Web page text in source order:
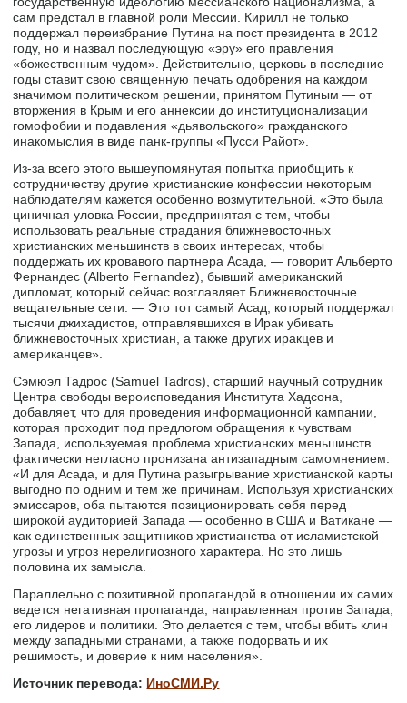
сам предстал в главной роли Мессии. Кирилл не только
поддержал переизбрание Путина на пост президента в 2012
году, но и назвал последующую «эру» его правления
«божественным чудом». Действительно, церковь в последние
годы ставит свою священную печать одобрения на каждом
значимом политическом решении, принятом Путиным — от
вторжения в Крым и его аннексии до институционализации
гомофобии и подавления «дьявольского» гражданского
инакомыслия в виде панк-группы «Пусси Райот».
Из-за всего этого вышеупомянутая попытка приобщить к
сотрудничеству другие христианские конфессии некоторым
наблюдателям кажется особенно возмутительной. «Это была
циничная уловка России, предпринятая с тем, чтобы
использовать реальные страдания ближневосточных
христианских меньшинств в своих интересах, чтобы
поддержать их кровавого партнера Асада, — говорит Альберто
Фернандес (Alberto Fernandez), бывший американский
дипломат, который сейчас возглавляет Ближневосточные
вещательные сети. — Это тот самый Асад, который поддержал
тысячи джихадистов, отправлявшихся в Ирак убивать
ближневосточных христиан, а также других иракцев и
американцев».
Сэмюэл Тадрос (Samuel Tadros), старший научный сотрудник
Центра свободы вероисповедания Института Хадсона,
добавляет, что для проведения информационной кампании,
которая проходит под предлогом обращения к чувствам
Запада, используемая проблема христианских меньшинств
фактически негласно пронизана антизападным самомнением:
«И для Асада, и для Путина разыгрывание христианской карты
выгодно по одним и тем же причинам. Используя христианских
эмиссаров, оба пытаются позиционировать себя перед
широкой аудиторией Запада — особенно в США и Ватикане —
как единственных защитников христианства от исламистской
угрозы и угроз нерелигиозного характера. Но это лишь
половина их замысла.
Параллельно с позитивной пропагандой в отношении их самих
ведется негативная пропаганда, направленная против Запада,
его лидеров и политики. Это делается с тем, чтобы вбить клин
между западными странами, а также подорвать и их
решимость, и доверие к ним населения».
Источник перевода: ИноСМИ.Ру